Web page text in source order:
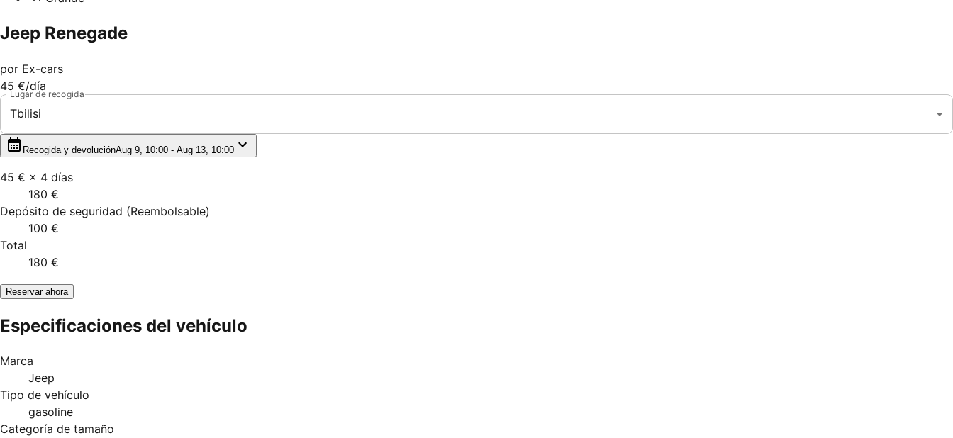
Jeep Renegade
por Ex-cars
45 €/día
Lugar de recogida
Tbilisi
Recogida y devoluciónAug 9, 10:00 - Aug 13, 10:00
45 € × 4 días
180 €
Depósito de seguridad (Reembolsable)
100 €
Total
180 €
Reservar ahora
Especificaciones del vehículo
Marca
Jeep
Tipo de vehículo
gasoline
Categoría de tamaño